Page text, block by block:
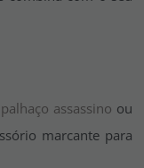
palhaço assassino ou
marcante para